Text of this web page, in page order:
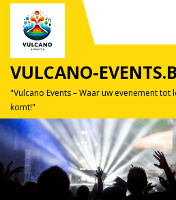
Skip
content
VULCANO-
"Vulcano Events – Waar uw evenement tot
komt!"